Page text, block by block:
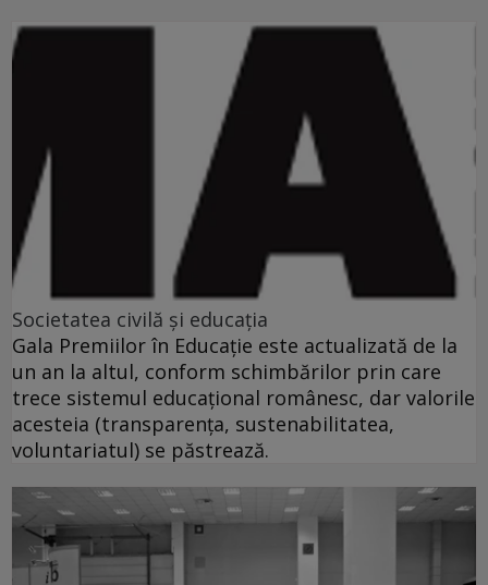
Societatea civilă şi educaţia
Gala Premiilor în Educaţie este actualizată de la
un an la altul, conform schimbărilor prin care
trece sistemul educaţional românesc, dar valorile
acesteia (transparenţa, sustenabilitatea,
voluntariatul) se păstrează.